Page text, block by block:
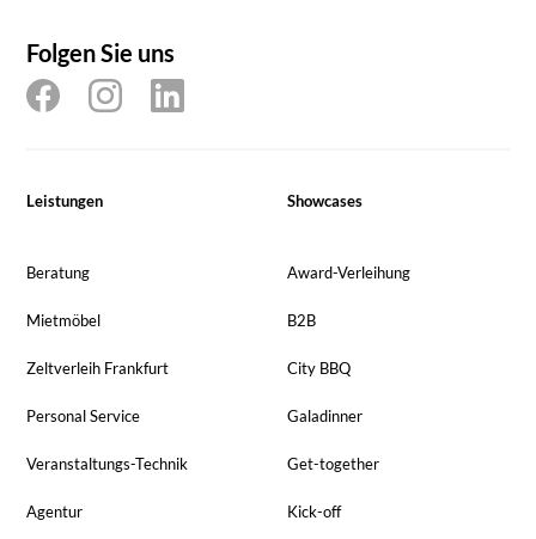
Folgen Sie uns
Leistungen
Beratung
Mietmöbel
Zeltverleih Frankfurt
Personal Service
Veranstaltungs-Technik
Agentur
Showcases
Award-Verleihung
B2B
City BBQ
Galadinner
Get-together
Kick-off